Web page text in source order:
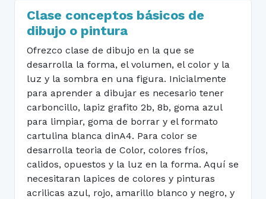
Clase conceptos básicos de
dibujo o pintura
Ofrezco clase de dibujo en la que se
desarrolla la forma, el volumen, el color y la
luz y la sombra en una figura. Inicialmente
para aprender a dibujar es necesario tener
carboncillo, lapiz grafito 2b, 8b, goma azul
para limpiar, goma de borrar y el formato
cartulina blanca dinA4. Para color se
desarrolla teoria de Color, colores fríos,
calidos, opuestos y la luz en la forma. Aquí se
necesitaran lapices de colores y pinturas
acrilicas azul, rojo, amarillo blanco y negro, y